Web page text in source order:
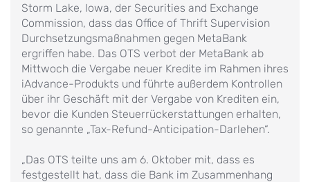
Storm Lake, Iowa, der Securities and Exchange
Commission, dass das Office of Thrift Supervision
Durchsetzungsmaßnahmen gegen MetaBank
ergriffen habe. Das OTS verbot der MetaBank ab
Mittwoch die Vergabe neuer Kredite im Rahmen ihres
iAdvance-Produkts und führte außerdem Kontrollen
über ihr Geschäft mit der Vergabe von Krediten ein,
bevor die Kunden Steuerrückerstattungen erhalten,
so genannte „Tax-Refund-Anticipation-Darlehen“.
„Das OTS teilte uns am 6. Oktober mit, dass es
festgestellt hat, dass die Bank im Zusammenhang